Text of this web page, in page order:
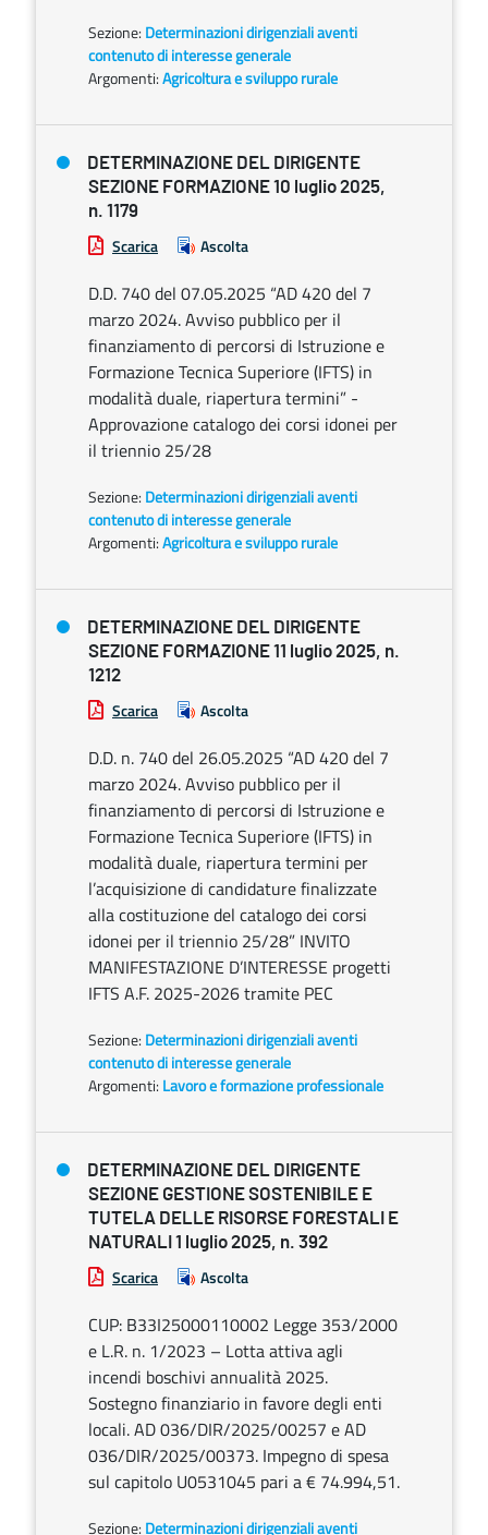
Sezione: Determinazioni dirigenziali aventi
contenuto di interesse generale
Argomenti:Agricoltura e sviluppo rurale
DETERMINAZIONE DEL DIRIGENTE
SEZIONE FORMAZIONE 10 luglio 2025,
n. 1179
Scarica Ascolta
D.D. 740 del 07.05.2025 “AD 420 del 7
marzo 2024. Avviso pubblico per il
finanziamento di percorsi di Istruzione e
Formazione Tecnica Superiore (IFTS) in
modalità duale, riapertura termini” -
Approvazione catalogo dei corsi idonei per
il triennio 25/28
Sezione: Determinazioni dirigenziali aventi
contenuto di interesse generale
Argomenti:Agricoltura e sviluppo rurale
DETERMINAZIONE DEL DIRIGENTE
SEZIONE FORMAZIONE 11 luglio 2025, n.
1212
Scarica Ascolta
D.D. n. 740 del 26.05.2025 “AD 420 del 7
marzo 2024. Avviso pubblico per il
finanziamento di percorsi di Istruzione e
Formazione Tecnica Superiore (IFTS) in
modalità duale, riapertura termini per
l’acquisizione di candidature finalizzate
alla costituzione del catalogo dei corsi
idonei per il triennio 25/28” INVITO
MANIFESTAZIONE D’INTERESSE progetti
IFTS A.F. 2025-2026 tramite PEC
Sezione: Determinazioni dirigenziali aventi
contenuto di interesse generale
Argomenti: Lavoro e formazione professionale
DETERMINAZIONE DEL DIRIGENTE
SEZIONE GESTIONE SOSTENIBILE E
TUTELA DELLE RISORSE FORESTALI E
NATURALI 1 luglio 2025, n. 392
Scarica Ascolta
CUP: B33I25000110002 Legge 353/2000
e L.R. n. 1/2023 – Lotta attiva agli
incendi boschivi annualità 2025.
Sostegno finanziario in favore degli enti
locali. AD 036/DIR/2025/00257 e AD
036/DIR/2025/00373. Impegno di spesa
sul capitolo U0531045 pari a € 74.994,51.
Sezione: Determinazioni dirigenziali aventi